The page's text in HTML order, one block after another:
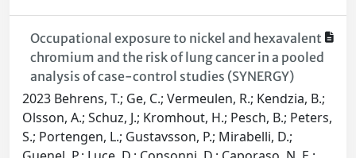
Occupational exposure to nickel and hexavalent
chromium and the risk of lung cancer in a pooled
analysis of case-control studies (SYNERGY)
2023 Behrens, T.; Ge, C.; Vermeulen, R.; Kendzia, B.;
Olsson, A.; Schuz, J.; Kromhout, H.; Pesch, B.; Peters,
S.; Portengen, L.; Gustavsson, P.; Mirabelli, D.;